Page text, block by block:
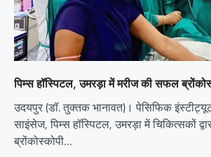
पिम्स हॉस्पिटल, उमरड़ा में मरीज की सफल
उदयपुर (डॉ. तुक्तक भानावत)। पेसिफिक
साइंसेज, पिम्स हॉस्पिटल, उमरड़ा में चिकित्सकों
ब्रोंकोस्कोपी…